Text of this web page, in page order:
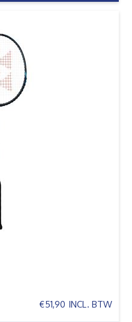
€51,90 INCL. BTW